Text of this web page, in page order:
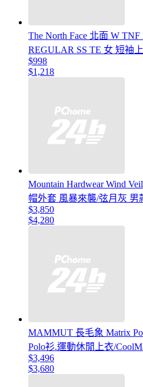
The North Face 北面 W
REGULAR SS TE 女 短袖
$998
$1,218
Mountain Hardwear Wind
帽外套 風暴來襲/弦月灰 男
$3,850
$4,280
MAMMUT 長毛象 Matrix
Polo衫.運動休閒上衣/
$3,496
$3,680